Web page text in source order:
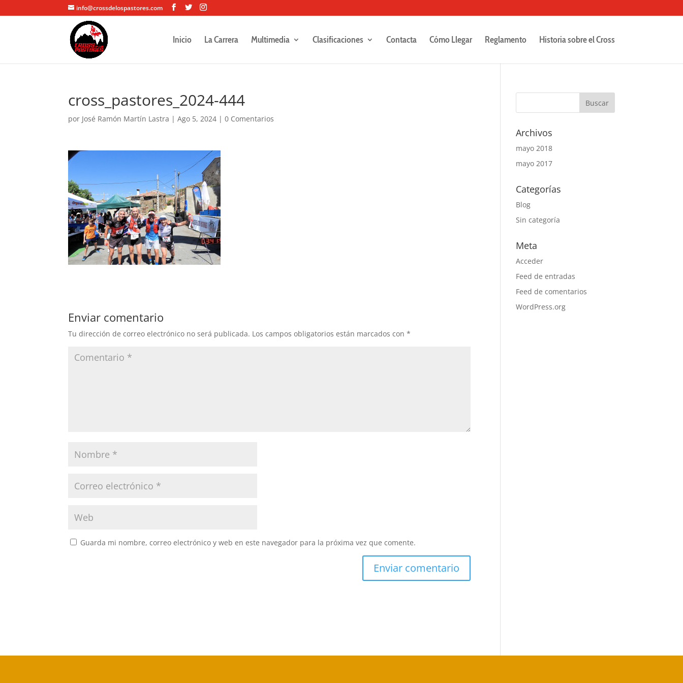
info@crossdelospastores.com
Inicio La Carrera Multimedia Clasificaciones Contacta Cómo Llegar Reglamento Historia sobre el Cross
cross_pastores_2024-444
por José Ramón Martín Lastra |Ago 5, 2024 |0 Comentarios
Enviar comentario
Tu dirección de correo electrónico no será publicada. Los campos obligatorios están marcados con*
Guarda mi nombre, correo electrónico y web en este navegador para la próxima vez que comente.
Archivos
mayo 2018
mayo 2017
Categorías
Blog
Sin categoría
Meta
Acceder
Feed de entradas
Feed de comentarios
WordPress.org